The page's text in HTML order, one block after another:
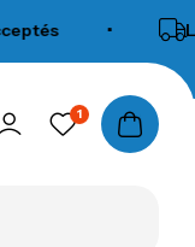
•
1